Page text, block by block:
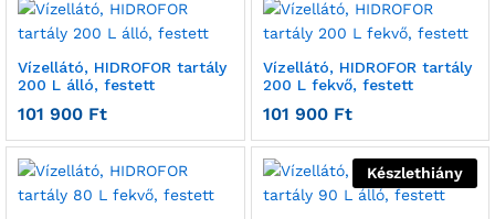
Vízellátó, HIDROFOR tartály
200 L álló, festett
101 900 Ft
Vízellátó, HIDROFOR tartály
200 L fekvő, festett
101 900 Ft
Készlethiány